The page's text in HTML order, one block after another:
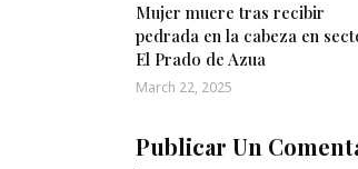
Mujer muere tras recibir
pedrada en la cabeza en
El Prado de Azua
March 22, 2025
Publicar Un